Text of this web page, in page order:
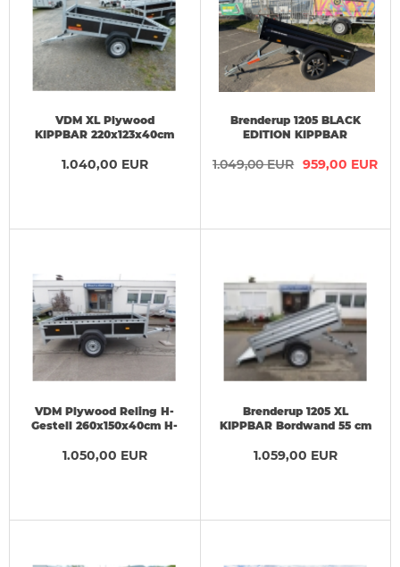
VDM XL Plywood
KIPPBAR 220x123x40cm
1.040,00 EUR
Brenderup 1205 BLACK
EDITION KIPPBAR
1.049,00 EUR 959,00 EUR
VDM Plywood Reling H-
Gestell 260x150x40cm H-
1.050,00 EUR
Brenderup 1205 XL
KIPPBAR Bordwand 55 cm
1.059,00 EUR